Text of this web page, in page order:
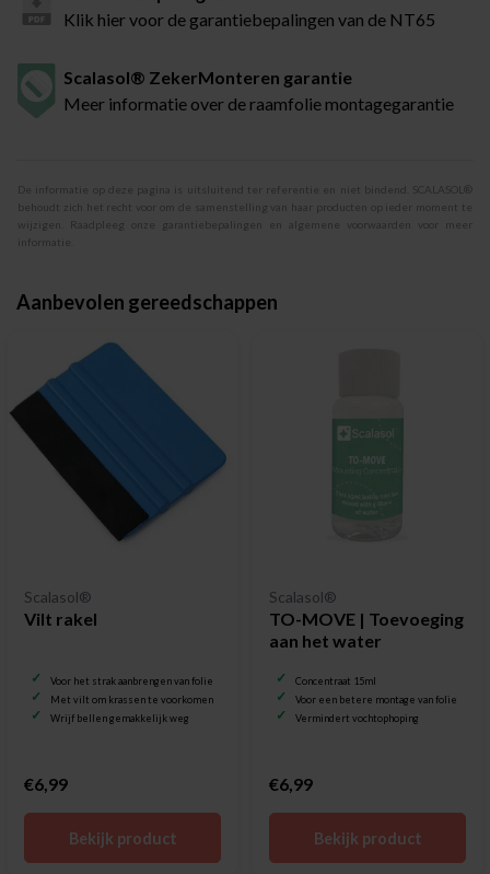
Klik hier voor de garantiebepalingen van de NT65
Scalasol® ZekerMonteren garantie
Meer informatie over de raamfolie montagegarantie
De informatie op deze pagina is uitsluitend ter referentie en niet bindend. SCALASOL®
behoudt zich het recht voor om de samenstelling van haar producten op ieder moment te
wijzigen. Raadpleeg onze garantiebepalingen en algemene voorwaarden voor meer
informatie.
Aanbevolen gereedschappen
Scalasol®
Vilt rakel
Voor het strak aanbrengen van folie
Met vilt om krassen te voorkomen
Wrijf bellen gemakkelijk weg
€6,99
Bekijk product
Scalasol®
TO-MOVE | Toevoeging
aan het water
Concentraat 15ml
Voor een betere montage van folie
Vermindert vochtophoping
€6,99
Bekijk product